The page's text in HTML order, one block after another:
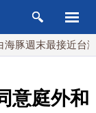
末最接近台灣 最
意庭外和